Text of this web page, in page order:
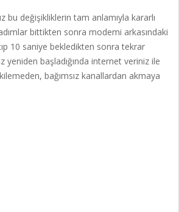
bu değişikliklerin tam anlamıyla kararlı
bittikten sonra modemi arkasındaki
10 saniye bekledikten sonra tekrar
yeniden başladığında internet veriniz ile
bağımsız kanallardan akmaya